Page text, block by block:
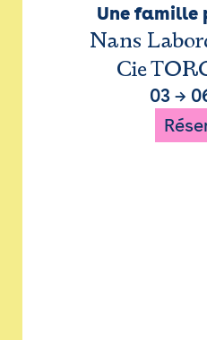
Une famille
Nans
Cie
03 →